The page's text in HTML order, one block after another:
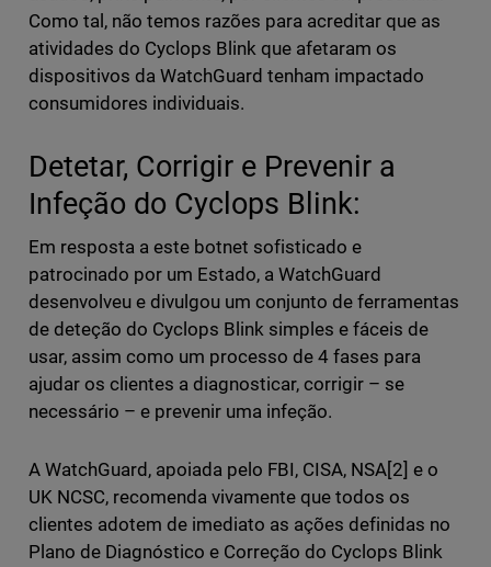
Como tal, não temos razões para acreditar que as
atividades do Cyclops Blink que afetaram os
dispositivos da WatchGuard tenham impactado
consumidores individuais.
Detetar, Corrigir e Prevenir a
Infeção do Cyclops Blink:
Em resposta a este botnet sofisticado e
patrocinado por um Estado, a WatchGuard
desenvolveu e divulgou um conjunto de ferramentas
de deteção do Cyclops Blink simples e fáceis de
usar, assim como um processo de 4 fases para
ajudar os clientes a diagnosticar, corrigir – se
necessário – e prevenir uma infeção.
A WatchGuard, apoiada pelo FBI, CISA, NSA[2] e o
UK NCSC, recomenda vivamente que todos os
clientes adotem de imediato as ações definidas no
Plano de Diagnóstico e Correção do Cyclops Blink